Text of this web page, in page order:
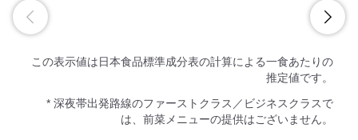
この表示値は日本食品標準成分表の計算による一食あたりの
推定値です。
* 深夜帯出発路線のファーストクラス／ビジネスクラスで
は、前菜メニューの提供はございません。